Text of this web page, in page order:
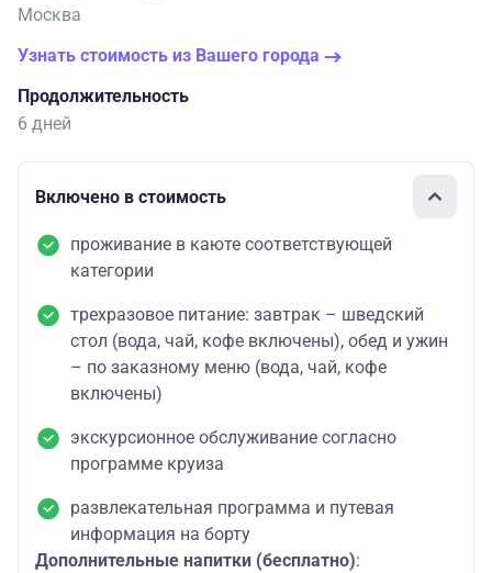
Москва
Узнать стоимость из Вашего города
Продолжительность
6 дней
Включено в стоимость
проживание в каюте соответствующей
категории
трехразовое питание: завтрак – шведский
стол (вода, чай, кофе включены), обед и ужин
– по заказному меню (вода, чай, кофе
включены)
экскурсионное обслуживание согласно
программе круиза
развлекательная программа и путевая
информация на борту
Дополнительные напитки (бесплатно):